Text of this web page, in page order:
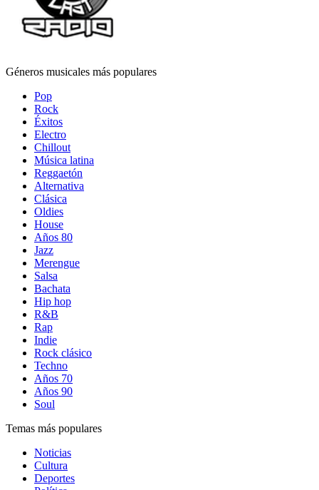
Géneros musicales más populares
Pop
Rock
Éxitos
Electro
Chillout
Música latina
Reggaetón
Alternativa
Clásica
Oldies
House
Años 80
Jazz
Merengue
Salsa
Bachata
Hip hop
R&B
Rap
Indie
Rock clásico
Techno
Años 70
Años 90
Soul
Temas más populares
Noticias
Cultura
Deportes